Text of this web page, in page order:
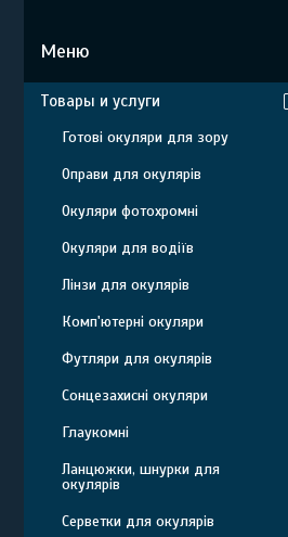
Товары и услуги
Готові окуляри для зору
Оправи для окулярів
Окуляри фотохромні
Окуляри для водіїв
Лінзи для окулярів
Комп'ютерні окуляри
Футляри для окулярів
Сонцезахисні окуляри
Глаукомні
Ланцюжки, шнурки для
окулярів
Серветки для окулярів